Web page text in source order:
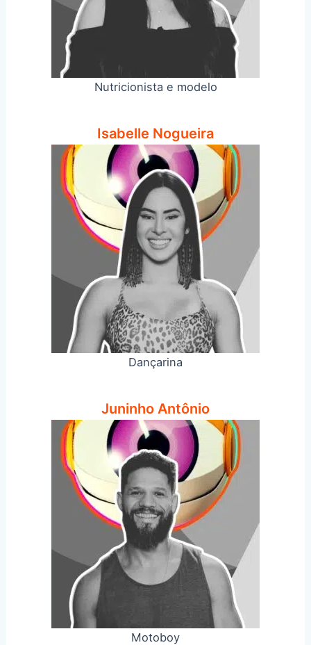
Nutricionista e modelo
Isabelle Nogueira
Dançarina
Juninho Antônio
Motoboy